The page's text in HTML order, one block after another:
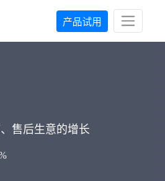
产品试用
售后生意的增长